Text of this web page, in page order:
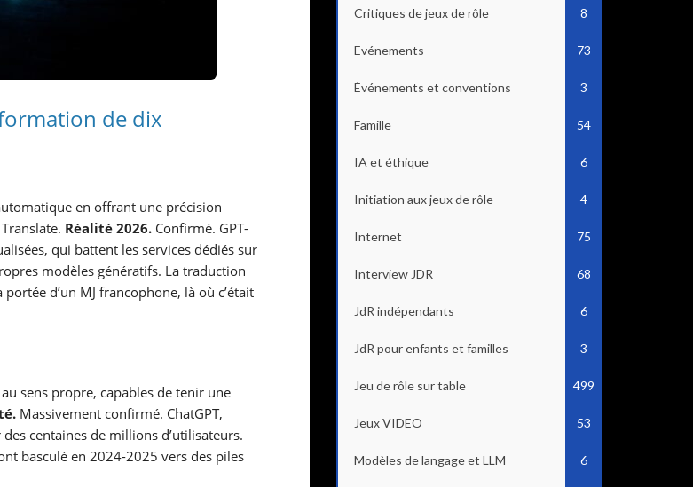
de dix
en offrant une précision
Réalité 2026. Confirmé. GPT-
qui battent les services dédiés sur
modèles génératifs. La traduction
d’un MJ francophone, là où c’était
sens propre, capables de tenir une
Massivement confirmé. ChatGPT,
centaines de millions d’utilisateurs.
basculé en 2024-2025 vers des piles
Critiques de jeux de rôle 8
Evénements 73
Événements et conventions 3
Famille 54
IA et éthique 6
Initiation aux jeux de rôle 4
Internet 75
Interview JDR 68
JdR indépendants 6
JdR pour enfants et familles 3
Jeu de rôle sur table 499
Jeux VIDEO 53
Modèles de langage et LLM 6